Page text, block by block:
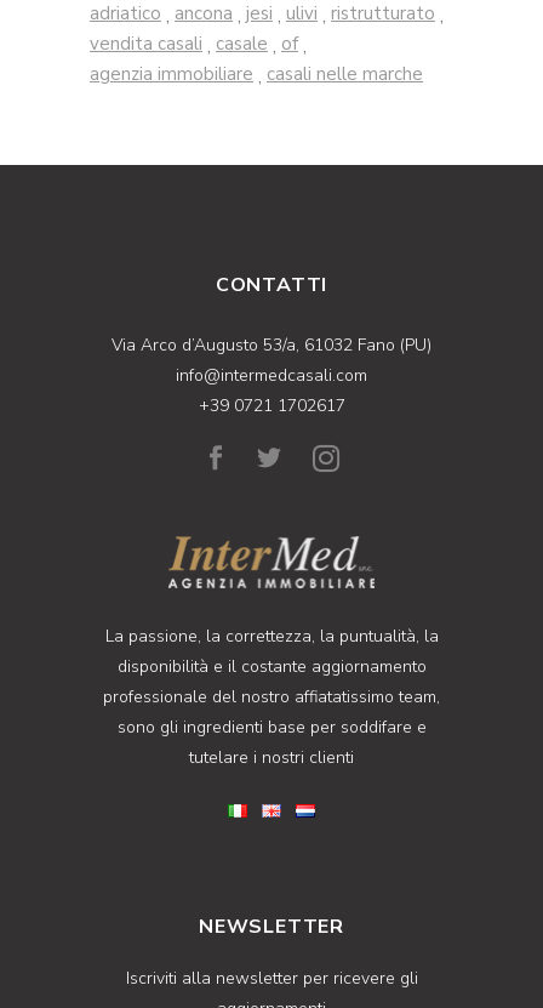
adriatico , ancona ,jesi , ulivi , ristrutturato ,
vendita casali , casale , of ,
agenzia immobiliare , casali nelle marche
CONTATTI
Via Arco d’Augusto 53/a, 61032 Fano (PU)
info@intermedcasali.com
+39 0721 1702617
La passione, la correttezza, la puntualità, la
disponibilità e il costante aggiornamento
professionale del nostro affiatatissimo team,
sono gli ingredienti base per soddifare e
tutelare i nostri clienti
NEWSLETTER
Iscriviti alla newsletter per ricevere gli